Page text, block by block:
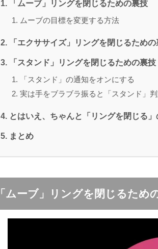
「ムーブ」リングを閉じるための裏技
ムーブの目標を変更する方法
「エクササイズ」リングを閉じるため
「スタンド」リングを閉じるための裏技
「スタンド」の通知をオンにする
実は手をブラブラ振ると「スタンド」判
とはいえ、ちゃんと「リングを閉じる」
まとめ
「ムーブ」リングを閉じるため